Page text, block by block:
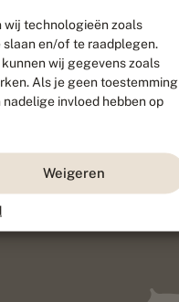
wij technologieën zoals
en/of te raadplegen.
wij gegevens zoals
Als je geen toestemming
invloed hebben op
Weigeren
door